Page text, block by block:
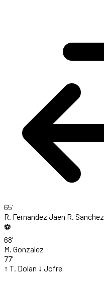
65'
R. Fernandez Jaen R. Sanchez
⚽
68'
M. Gonzalez
77'
↑ T. Dolan ↓ Jofre